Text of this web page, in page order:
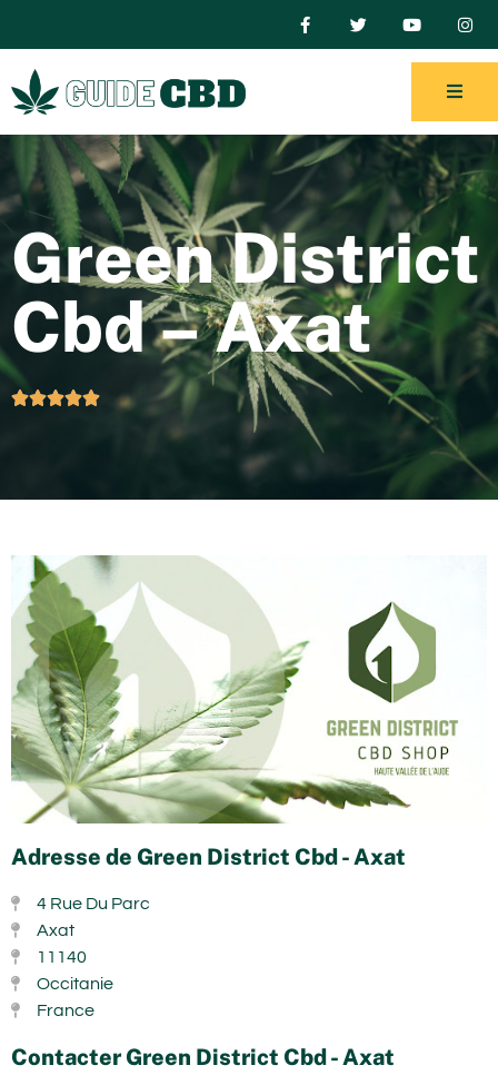
Green District
Cbd – Axat

Adresse de Green District Cbd - Axat
4 Rue Du Parc
Axat
11140
Occitanie
France
Contacter Green District Cbd - Axat